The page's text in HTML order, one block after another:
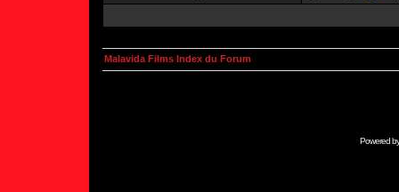
Malavida Films Index du Forum
Powered